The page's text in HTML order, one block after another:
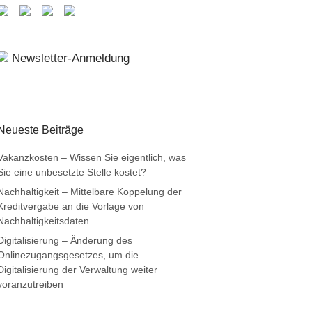
Newsletter-Anmeldung
Beiträge
– Wissen Sie eigentlich, was
eine unbesetzte Stelle kostet?
– Mittelbare Koppelung der
an die Vorlage von
– Änderung des
um die
der Verwaltung weiter